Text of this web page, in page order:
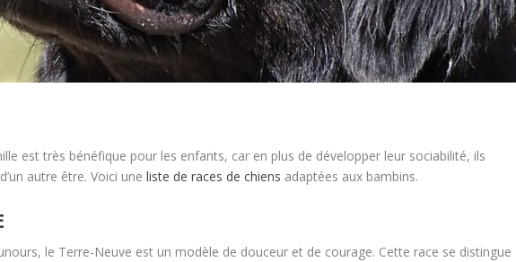
est très bénéfique pour les enfants, car en plus de développer leur sociabilité, ils
autre être. Voici uneliste de races de chiens adaptées aux bambins.
le Terre-Neuve est un modèle de douceur et de courage. Cette race se distingue